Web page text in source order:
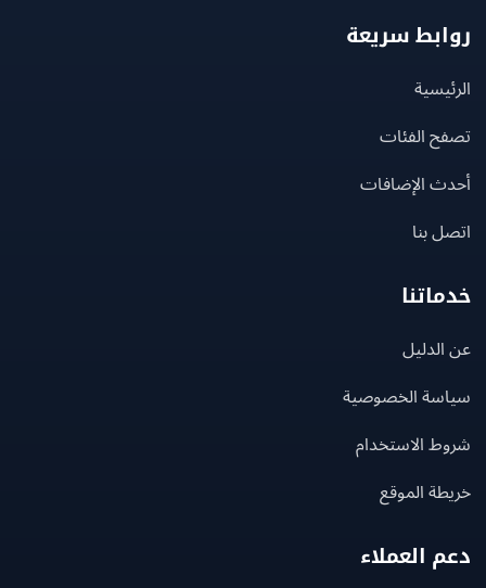
سريعة
الفئات
الإضافات
بنا
الخصوصية
الاستخدام
الموقع
العملاء